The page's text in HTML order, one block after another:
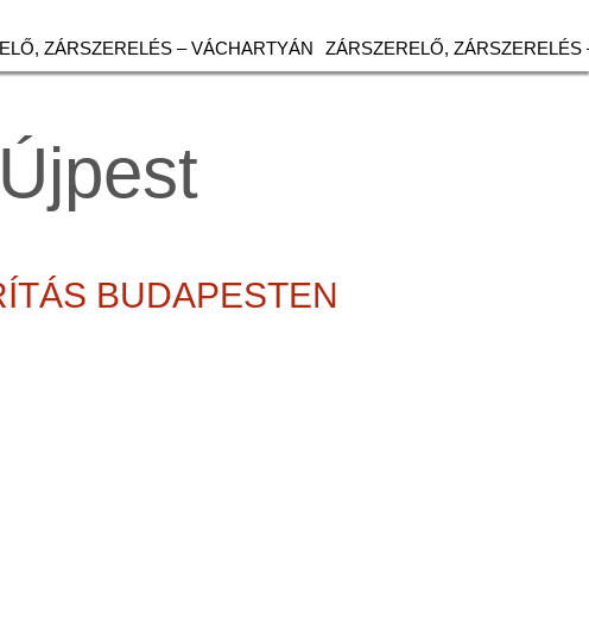
ZÁRSZERELÉS – VÁCHARTYÁN ZÁRSZERELŐ, ZÁRSZERELÉS
BUDAPESTEN